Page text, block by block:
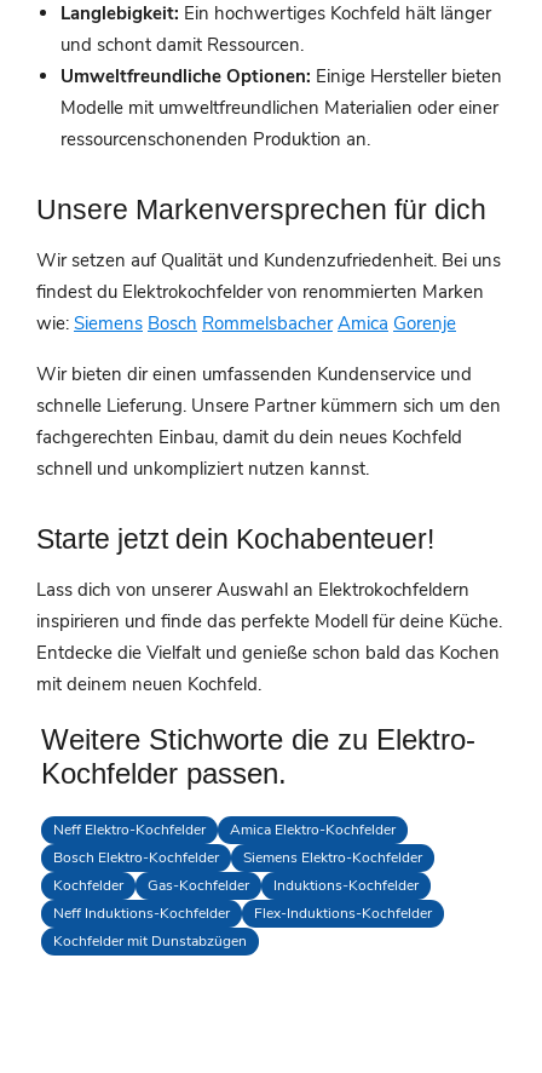
Langlebigkeit: Ein hochwertiges Kochfeld hält länger
und schont damit Ressourcen.
Umweltfreundliche Optionen: Einige Hersteller bieten
Modelle mit umweltfreundlichen Materialien oder einer
ressourcenschonenden Produktion an.
Unsere Markenversprechen für dich
Wir setzen auf Qualität und Kundenzufriedenheit. Bei uns
findest du Elektrokochfelder von renommierten Marken
wie: Siemens Bosch Rommelsbacher Amica Gorenje
Wir bieten dir einen umfassenden Kundenservice und
schnelle Lieferung. Unsere Partner kümmern sich um den
fachgerechten Einbau, damit du dein neues Kochfeld
schnell und unkompliziert nutzen kannst.
Starte jetzt dein Kochabenteuer!
Lass dich von unserer Auswahl an Elektrokochfeldern
inspirieren und finde das perfekte Modell für deine Küche.
Entdecke die Vielfalt und genieße schon bald das Kochen
mit deinem neuen Kochfeld.
Weitere Stichworte die zu Elektro-
Kochfelder passen.
Neff Elektro-Kochfelder
Amica Elektro-Kochfelder
Bosch Elektro-Kochfelder
Siemens Elektro-Kochfelder
Kochfelder
Gas-Kochfelder
Induktions-Kochfelder
Neff Induktions-Kochfelder
Flex-Induktions-Kochfelder
Kochfelder mit Dunstabzügen